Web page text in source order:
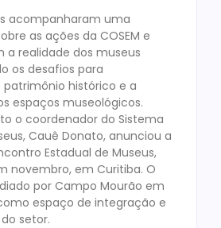
acompanharam uma
as ações da COSEM e
a realidade dos museus
os desafios para
histórico e a
espaços museológicos.
o coordenador do Sistema
Cauê Donato, anunciou a
Estadual de Museus,
novembro, em Curitiba. O
por Campo Mourão em
espaço de integração e
setor.